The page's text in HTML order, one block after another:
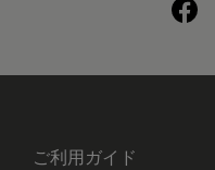
ご利用ガイド